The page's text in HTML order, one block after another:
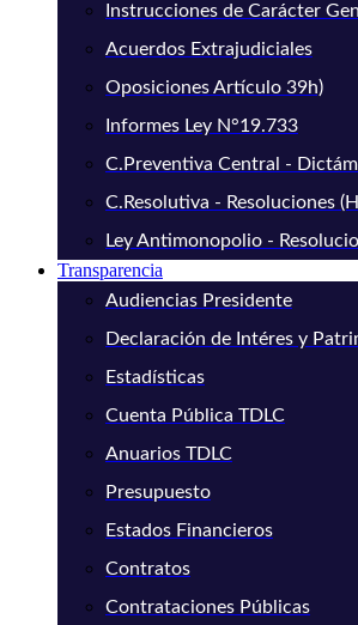
Instrucciones de Carácter
Acuerdos Extrajudiciales
Oposiciones Artículo 39h)
Informes Ley N°19.733
C.Preventiva Central -
C.Resolutiva - Resoluciones
Ley Antimonopolio -
Transparencia
Audiencias Presidente
Declaración de Intéres y
Estadísticas
Cuenta Pública TDLC
Anuarios TDLC
Presupuesto
Estados Financieros
Contratos
Contrataciones Públicas